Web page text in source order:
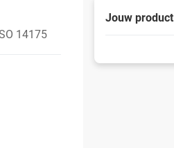
14175
Jouw product